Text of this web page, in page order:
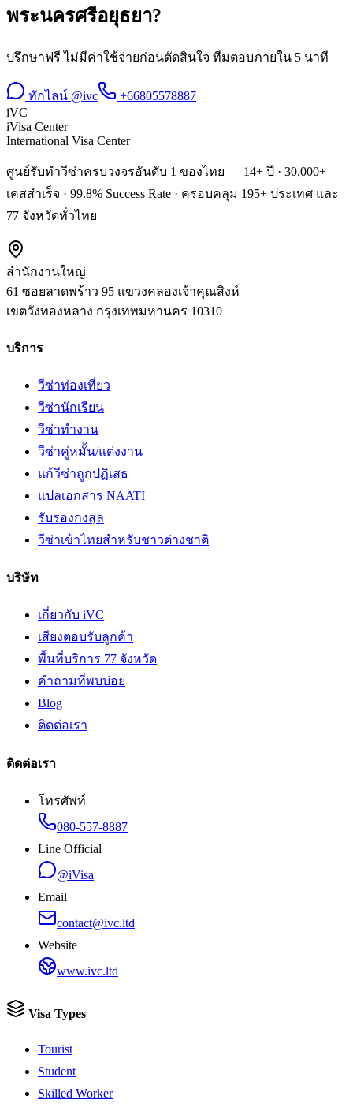
พระนครศรีอยุธยา?
ปรึกษาฟรี ไม่มีค่าใช้จ่ายก่อนตัดสินใจ ทีมตอบภายใน 5 นาที
ทักไลน์ @ivc
+66805578887
iVC
iVisa Center
International Visa Center
ศูนย์รับทำวีซ่าครบวงจรอันดับ 1 ของไทย — 14+ ปี · 30,000+
เคสสำเร็จ · 99.8% Success Rate · ครอบคลุม 195+ ประเทศ และ
77 จังหวัดทั่วไทย
สำนักงานใหญ่
61 ซอยลาดพร้าว 95 แขวงคลองเจ้าคุณสิงห์
เขตวังทองหลาง กรุงเทพมหานคร 10310
บริการ
วีซ่าท่องเที่ยว
วีซ่านักเรียน
วีซ่าทำงาน
วีซ่าคู่หมั้น/แต่งงาน
แก้วีซ่าถูกปฏิเสธ
แปลเอกสาร NAATI
รับรองกงสุล
วีซ่าเข้าไทยสำหรับชาวต่างชาติ
บริษัท
เกี่ยวกับ iVC
เสียงตอบรับลูกค้า
พื้นที่บริการ 77 จังหวัด
คำถามที่พบบ่อย
Blog
ติดต่อเรา
ติดต่อเรา
โทรศัพท์
080-557-8887
Line Official
@iVisa
Email
contact@ivc.ltd
Website
www.ivc.ltd
Visa Types
Tourist
Student
Skilled Worker